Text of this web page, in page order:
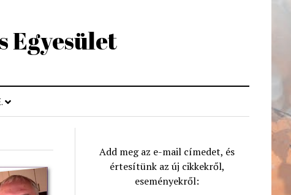
Egyesület
Add meg az e-mail címedet, és
értesítünk az új cikkekről,
eseményekről: